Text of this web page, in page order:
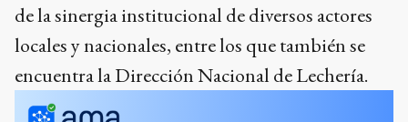
de la sinergia institucional de diversos actores
locales y nacionales, entre los que también se
encuentra la Dirección Nacional de Lechería.